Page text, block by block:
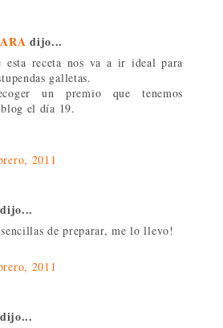
dijo...
esta receta nos va a ir ideal para
galletas.
un premio que tenemos
el día 19.
2011
dijo...
de preparar, me lo llevo!
2011
dijo...